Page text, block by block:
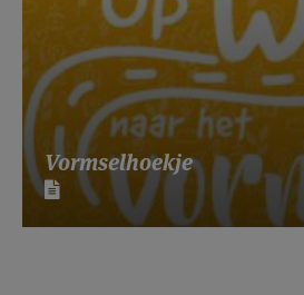
Vormselhoekje